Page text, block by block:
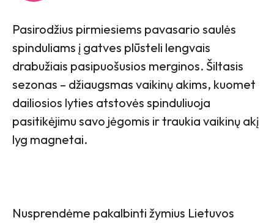
Pasirodžius pirmiesiems pavasario saulės
spinduliams į gatves plūsteli lengvais
drabužiais pasipuošusios merginos. Šiltasis
sezonas – džiaugsmas vaikinų akims, kuomet
dailiosios lyties atstovės spinduliuoja
pasitikėjimu savo jėgomis ir traukia vaikinų akį
lyg magnetai.
Nusprendėme pakalbinti žymius Lietuvos